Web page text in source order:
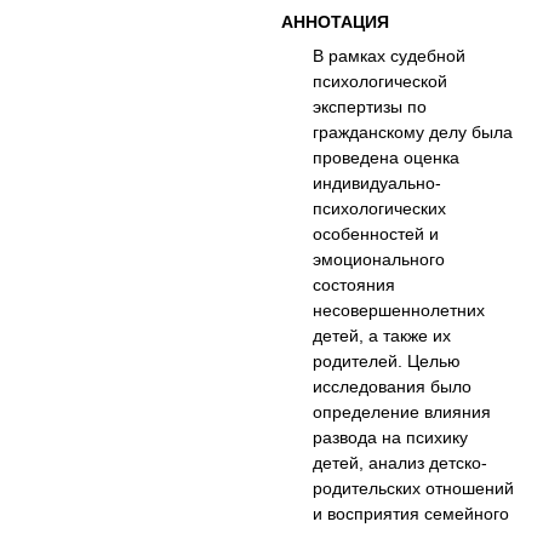
АННОТАЦИЯ
В рамках судебной
психологической
экспертизы по
гражданскому делу была
проведена оценка
индивидуально-
психологических
особенностей и
эмоционального
состояния
несовершеннолетних
детей, а также их
родителей. Целью
исследования было
определение влияния
развода на психику
детей, анализ детско-
родительских отношений
и восприятия семейного